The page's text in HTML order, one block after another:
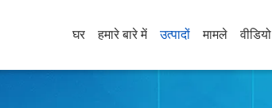
घर हमारे बारे में उत्पादों मामले वीडियो